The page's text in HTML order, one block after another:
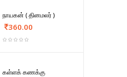
நாயகன் ( தினமலர் )
360.00
கள்ளக் கணக்கு